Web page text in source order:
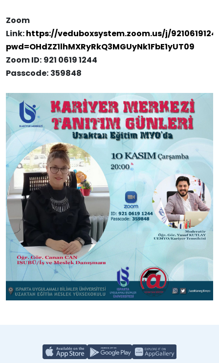
Zoom
Link:https://veduboxsystem.zoom.us/j/
pwd=OHdZZ1lhMXRyRkQ3MGUyNk1FbE1yUT09
Zoom ID: 921 0619 1244
Passcode: 359848